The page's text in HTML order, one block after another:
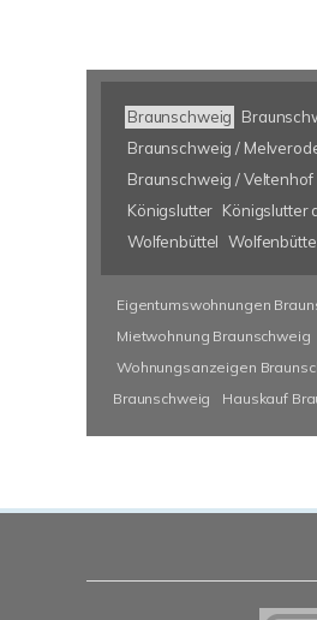
Braunschweig
Braunschweig /
Braunschweig / Veltenhof
Königslutter Königslutter
Wolfenbüttel
Eigentumswohnungen
Mietwohnung Braunschweig
Wohnungsanzeigen
Braunschweig
Hauskauf